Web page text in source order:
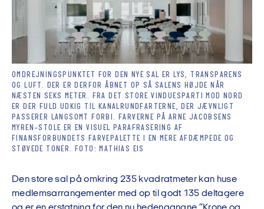
OMDREJNINGSPUNKTET FOR DEN NYE SAL ER LYS, TRANSPARENS
OG LUFT. DER ER DERFOR ÅBNET OP SÅ SALENS HØJDE NÅR
NÆSTEN SEKS METER. FRA DET STORE VINDUESPARTI MOD NORD
ER DER FULD UDKIG TIL KANALRUNDFARTERNE, DER JÆVNLIGT
PASSERER LANGSOMT FORBI. FARVERNE PÅ ARNE JACOBSENS
MYREN-STOLE ER EN VISUEL PARAFRASERING AF
FINANSFORBUNDETS FARVEPALETTE I EN MERE AFDÆMPEDE OG
STØVEDE TONER. FOTO: MATHIAS EIS
Den store sal på omkring 235 kvadratmeter kan huse
medlemsarrangementer med op til godt 135 deltagere